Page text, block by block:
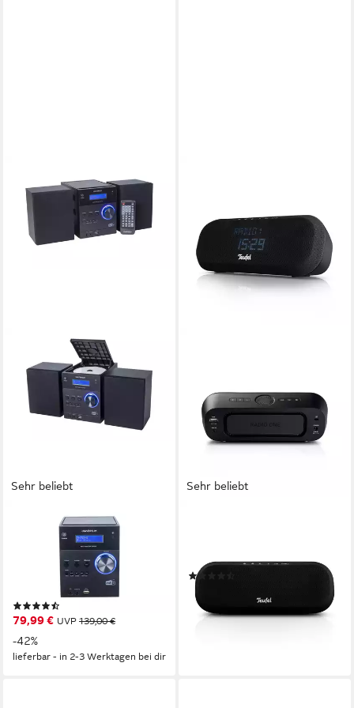
Sehr beliebt
UNIVERSUM
MS 300 black Kompaktanlage
(Stereoanlage mit CD, DAB+,
UKW Radio, Bluetooth, AUX
In und USB)
79,99 € UVP 139,00 €
-42%
lieferbar - in 2-3 Werktagen bei dir
Sehr beliebt
13,24 €
mtl. in 12 Raten
lieferbar - in 3-4 Werktagen bei dir